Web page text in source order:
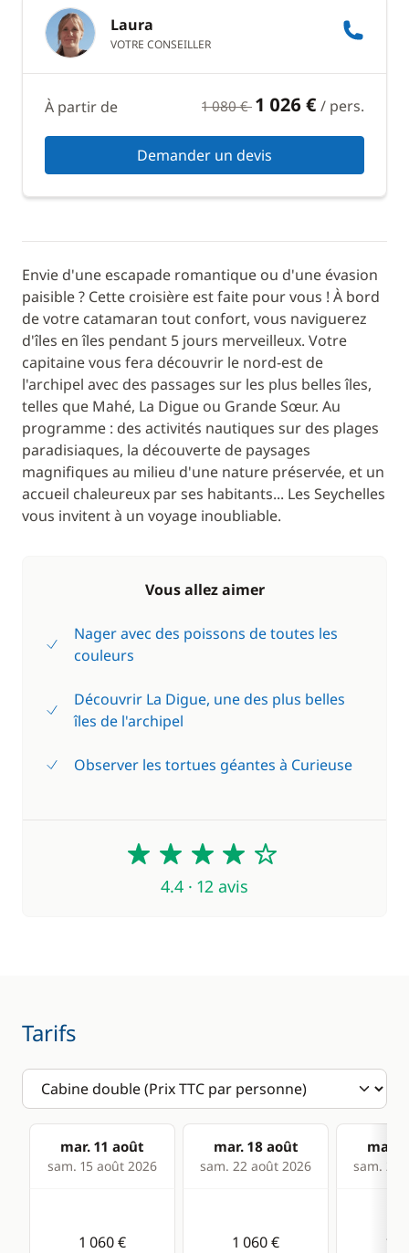
Laura
VOTRE CONSEILLER
À partir de 1 080 € 1 026 €/ pers.
Demander un devis
Envie d'une escapade romantique ou d'une évasion
paisible ? Cette croisière est faite pour vous ! À bord
de votre catamaran tout confort, vous naviguerez
d'îles en îles pendant 5 jours merveilleux. Votre
capitaine vous fera découvrir le nord-est de
l'archipel avec des passages sur les plus belles îles,
telles que Mahé, La Digue ou Grande Sœur. Au
programme : des activités nautiques sur des plages
paradisiaques, la découverte de paysages
magnifiques au milieu d'une nature préservée, et un
accueil chaleureux par ses habitants... Les Seychelles
vous invitent à un voyage inoubliable.
Vous allez aimer
Nager avec des poissons de toutes les
couleurs
Découvrir La Digue, une des plus belles
îles de l'archipel
Observer les tortues géantes à Curieuse
4.4
4.4 · 12 avis
Tarifs
mar. 11 août
sam. 15 août 2026
mar. 18 août
sam. 22 août 2026
mar.
sam. 29
1 060 € 1 060 € 1